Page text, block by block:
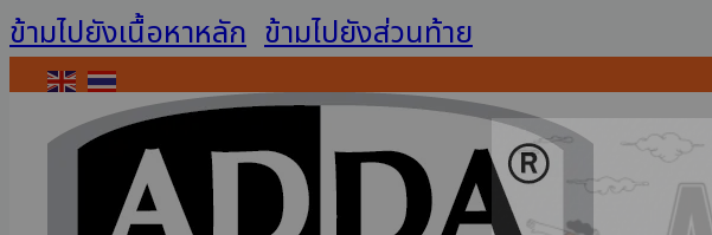
ข้ามไปยังเนื้อหาหลัก ข้ามไปยังส่วนท้าย
ติดต่อเราเข้าสู่ระบบ / สมัครสมาชิก